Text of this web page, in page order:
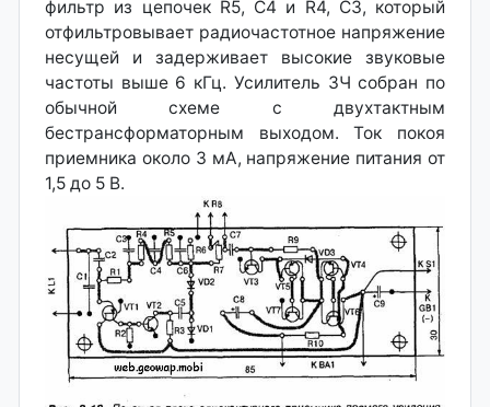
фильтр из цепочек R5, С4 и R4, С3, который
отфильтровывает радиочастотное напряжение
несущей и задерживает высокие звуковые
частоты выше 6 кГц. Усилитель ЗЧ собран по
обычной схеме с двухтактным
бестрансформаторным выходом. Ток покоя
приемника около 3 мА, напряжение питания от
1,5 до 5 В.